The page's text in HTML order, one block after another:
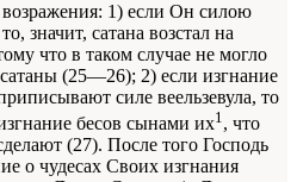
возражения: 1) если Он силою
значит, сатана возстал на
что в таком случае не могло
(25—26); 2) если изгнание
силе веельзевула, то
бесов сынами их1 , что
(27). После того Господь
о чудесах Своих изгнания